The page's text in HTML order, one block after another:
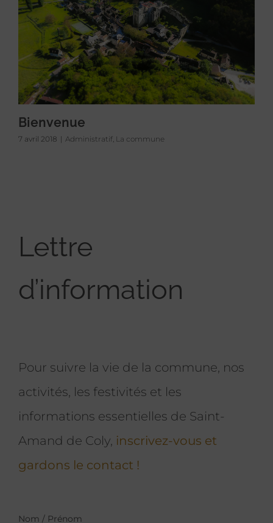
Bienvenue
7 avril 2018 | Administratif, La commune
Lettre
d’information
Pour suivre la vie de la commune, nos
activités, les festivités et les
informations essentielles de Saint-
Amand de Coly, inscrivez-vous et
gardons le contact !
Nom / Prénom